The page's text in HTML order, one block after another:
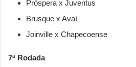
Próspera x Juventus
Brusque x Avaí
Joinville x Chapecoense
7ª Rodada